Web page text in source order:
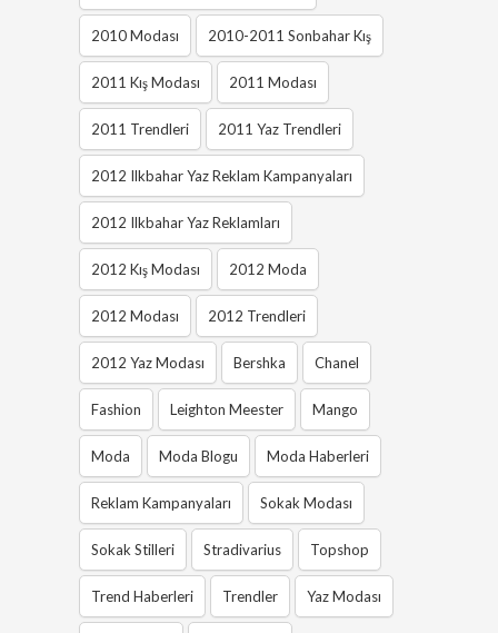
2010 Modası 2010-2011 Sonbahar Kış
2011 Kış Modası 2011 Modası
2011 Trendleri 2011 Yaz Trendleri
2012 Ilkbahar Yaz Reklam Kampanyaları
2012 Ilkbahar Yaz Reklamları
2012 Kış Modası 2012 Moda
2012 Modası 2012 Trendleri
2012 Yaz Modası Bershka Chanel
Fashion Leighton Meester Mango
Moda Moda Blogu Moda Haberleri
Reklam Kampanyaları Sokak Modası
Sokak Stilleri Stradivarius Topshop
Trend Haberleri Trendler Yaz Modası